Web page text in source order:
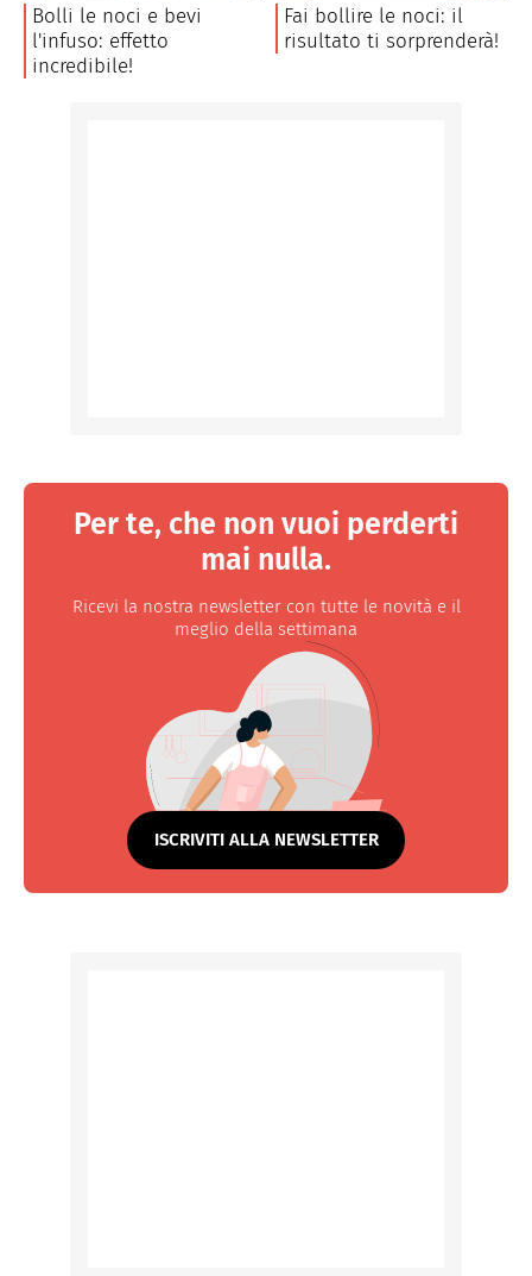
Per te, che non vuoi perderti
mai nulla.
Ricevi la nostra newsletter con tutte le novità e il
meglio della settimana
ISCRIVITI ALLA NEWSLETTER